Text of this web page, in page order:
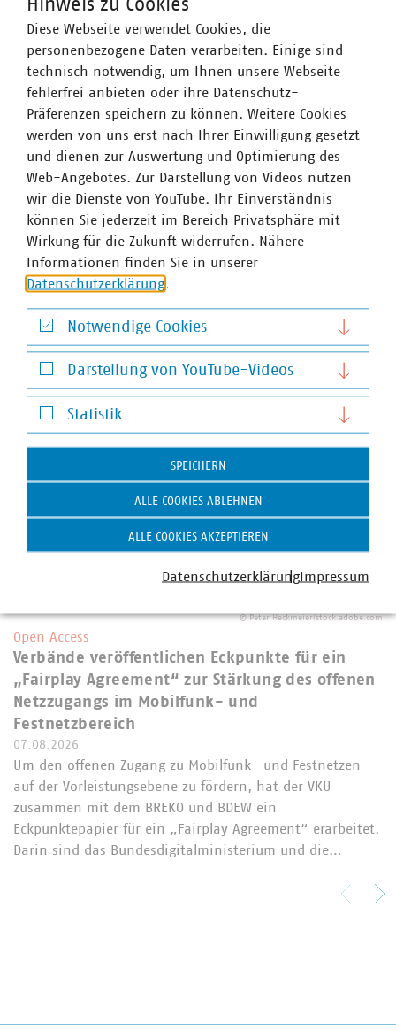
Alexander Neubauer
Senior-Fachgebietsleiter Abfall- und
Wertstoffsammlung
+49 30 58580-165
neubauer(at)vku(dot)de
Schlagworte
Abfallsammlung
Weitere Artikel zum Thema Infrastruktur und
Dienstleistungen
©Peter Heckmeier/stock.adobe.com
Open Access
Verbände veröffentlichen Eckpunkte für ein
„Fairplay Agreement“ zur Stärkung des offenen
Netzzugangs im Mobilfunk- und
Festnetzbereich
07.08.2026
Um den offenen Zugang zu Mobilfunk- und Festnetzen
auf der Vorleistungsebene zu fördern, hat der VKU
zusammen mit dem BREKO und BDEW ein
Eckpunktepapier für ein „Fairplay Agreement“ erarbeitet.
Darin sind das Bundesdigitalministerium und die…
Hinweis zu Cookies
Diese Webseite verwendet Cookies, die
personenbezogene Daten verarbeiten. Einige sind
technisch notwendig, um Ihnen unsere Webseite
fehlerfrei anbieten oder ihre Datenschutz-
Präferenzen speichern zu können. Weitere Cookies
werden von uns erst nach Ihrer Einwilligung gesetzt
und dienen zur Auswertung und Optimierung des
Web-Angebotes. Zur Darstellung von Videos nutzen
wir die Dienste von YouTube. Ihr Einverständnis
können Sie jederzeit im Bereich Privatsphäre mit
Wirkung für die Zukunft widerrufen. Nähere
Informationen finden Sie in unserer
Datenschutzerklärung
Notwendige Cookies
Notwendige Cookies
Darstellung von YouTube-Videos
Darstellung von YouTube-Videos
Statistik
Statistik
SPEICHERN
ALLE COOKIES ABLEHNEN
ALLE COOKIES AKZEPTIEREN
DatenschutzerklärungImpressum